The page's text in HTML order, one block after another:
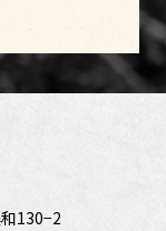
130−2